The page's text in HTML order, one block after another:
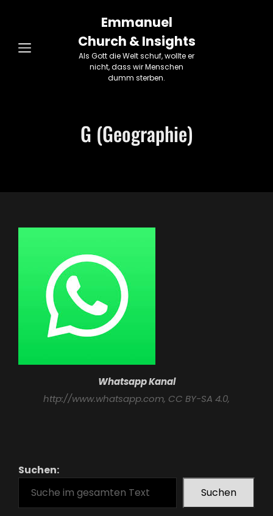
Emmanuel
Church & Insights
Als Gott die Welt schuf, wollte er
nicht, dass wir Menschen
dumm sterben.
G (Geographie)
Whatsapp Kanal
http://www.whatsapp.com, CC BY-SA 4.0,
Suchen:
Suchen